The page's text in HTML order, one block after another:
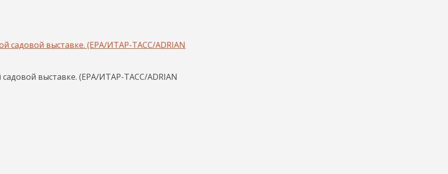
выставке. (EPA/ИТАР-ТАСС/ADRIAN